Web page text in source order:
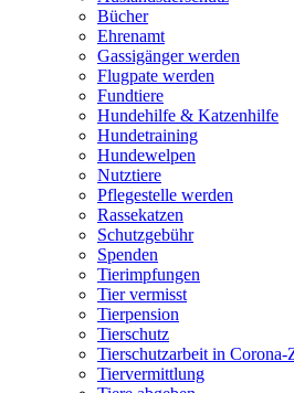
Bücher
Ehrenamt
Gassigänger werden
Flugpate werden
Fundtiere
Hundehilfe & Katzenhilfe
Hundetraining
Hundewelpen
Nutztiere
Pflegestelle werden
Rassekatzen
Schutzgebühr
Spenden
Tierimpfungen
Tier vermisst
Tierpension
Tierschutz
Tierschutzarbeit in Corona-
Tiervermittlung